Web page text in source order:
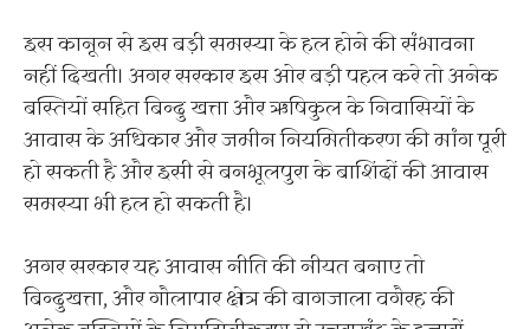
इस कानून से इस बड़ी समस्या के हल होने की संभावना
नहीं दिखती। अगर सरकार इस ओर बड़ी पहल करे तो अनेक
बस्तियों सहित बिन्दु खत्ता और ऋषिकुल के निवासियों के
आवास के अधिकार और जमीन नियमितीकरण की मांग पूरी
हो सकती है और इसी से बनभूलपुरा के बाशिंदों की आवास
समस्या भी हल हो सकती है।
अगर सरकार यह आवास नीति की नीयत बनाए तो
बिन्दुखत्ता, और गौलापार क्षेत्र की बागजाला वगैरह की